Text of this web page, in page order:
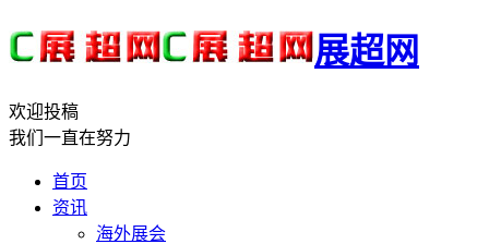
展超网
欢迎投稿
我们一直在努力
首页
资讯
海外展会